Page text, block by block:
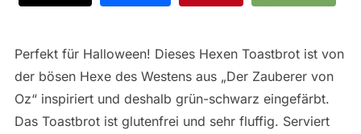
Perfekt für Halloween! Dieses Hexen Toastbrot ist von
der bösen Hexe des Westens aus „Der Zauberer von
Oz“ inspiriert und deshalb grün-schwarz eingefärbt.
Das Toastbrot ist glutenfrei und sehr fluffig. Serviert